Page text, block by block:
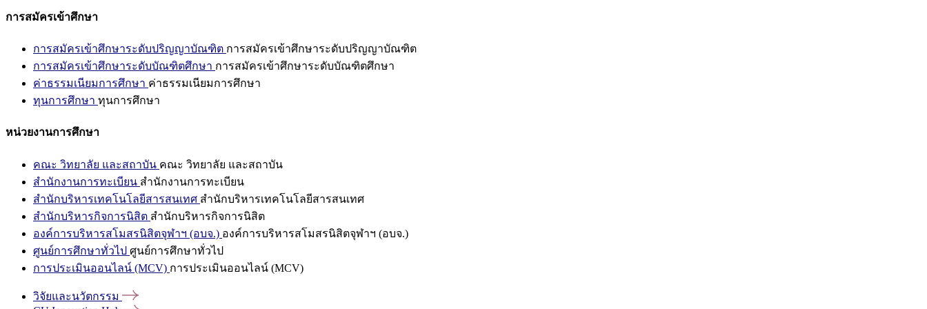
การสมัครเข้าศึกษา
การสมัครเข้าศึกษาระดับปริญญาบัณฑิต การสมัครเข้าศึกษาระดับปริญญาบัณฑิต
การสมัครเข้าศึกษาระดับบัณฑิตศึกษา การสมัครเข้าศึกษาระดับบัณฑิตศึกษา
ค่าธรรมเนียมการศึกษา ค่าธรรมเนียมการศึกษา
ทุนการศึกษา ทุนการศึกษา
หน่วยงานการศึกษา
คณะ วิทยาลัย และสถาบัน คณะ วิทยาลัย และสถาบัน
สำนักงานการทะเบียน สำนักงานการทะเบียน
สำนักบริหารเทคโนโลยีสารสนเทศ สำนักบริหารเทคโนโลยีสารสนเทศ
สำนักบริหารกิจการนิสิต สำนักบริหารกิจการนิสิต
องค์การบริหารสโมสรนิสิตจุฬาฯ (อบจ.) องค์การบริหารสโมสรนิสิตจุฬาฯ (อบจ.)
ศูนย์การศึกษาทั่วไป ศูนย์การศึกษาทั่วไป
การประเมินออนไลน์ (MCV) การประเมินออนไลน์ (MCV)
วิจัยและนวัตกรรม